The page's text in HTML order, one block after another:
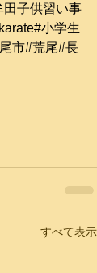
田子供習い事
#小学生
市#荒尾#長
すべて表示